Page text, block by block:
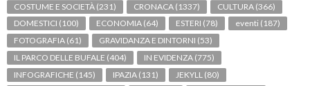
COSTUME E SOCIETÀ (231) CRONACA (1337) CULTURA (366)
DOMESTICI (100) ECONOMIA (64) ESTERI (78) eventi (187)
FOTOGRAFIA (61) GRAVIDANZA E DINTORNI (53)
IL PARCO DELLE BUFALE (404) IN EVIDENZA (775)
INFOGRAFICHE (145) IPAZIA (131) JEKYLL (80)